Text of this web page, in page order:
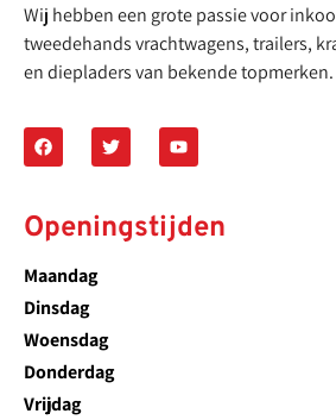
Wij hebben een grote passie voor
tweedehands vrachtwagens, trailers,
en diepladers van bekende topmerken.
Openingstijden
Maandag
Dinsdag
Woensdag
Donderdag
Vrijdag